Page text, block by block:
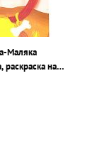
Маляка
на